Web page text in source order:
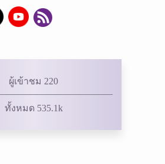
ผู้เข้าชม 220
ทั้งหมด 535.1k